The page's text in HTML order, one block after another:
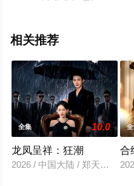
相关推荐
全集 10.0
龙凤呈祥：狂潮
2026 / 中国大陆 / 郑天龙＆汪
合